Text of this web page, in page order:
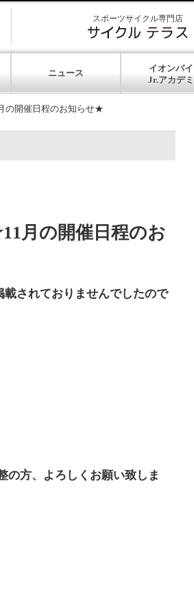
スポーツサイクル専門店
ニュース イオンバイ
の開催日程のお知らせ★
月の開催日程のお
されておりませんでしたので
の方、よろしくお願い致しま